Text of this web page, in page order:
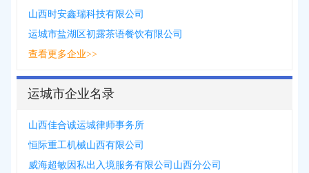
山西时安鑫瑞科技有限公司
运城市盐湖区初露茶语餐饮有限公司
查看更多企业>>
运城市企业名录
山西佳合诚运城律师事务所
恒际重工机械山西有限公司
威海超敏因私出入境服务有限公司山西分公司